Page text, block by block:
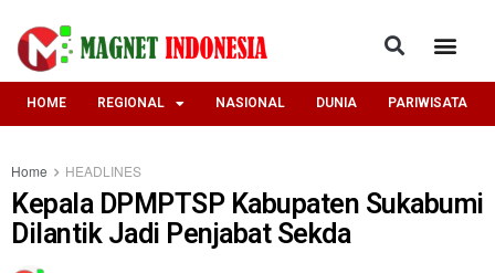
HOME REGIONAL NASIONAL DUNIA PARIWISATA
Home HEADLINES
Kepala DPMPTSP Kabupaten Sukabumi
Dilantik Jadi Penjabat Sekda